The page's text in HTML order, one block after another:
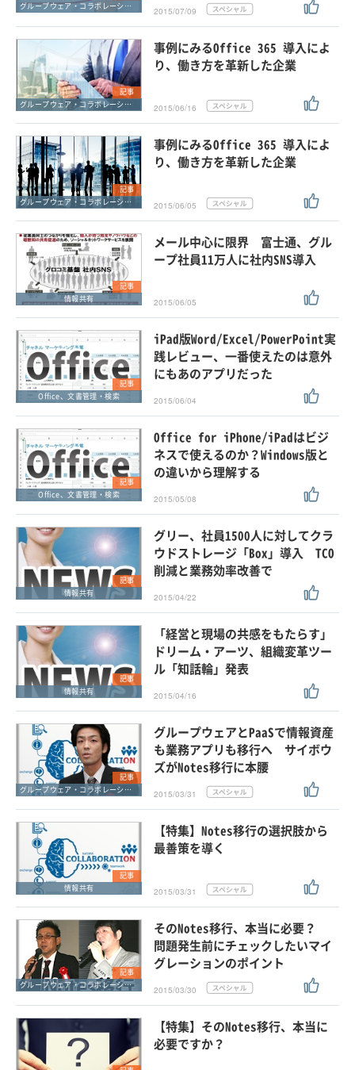
グループウェア・コラボレーション
2015/07/09
記事
グループウェア・コラボレーション
事例にみるOffice 365 導入によ
り、働き方を革新した企業
2015/06/16
記事
グループウェア・コラボレーション
事例にみるOffice 365 導入によ
り、働き方を革新した企業
2015/06/05
記事
情報共有
メール中心に限界 富士通、グル
ープ社員11万人に社内SNS導入
2015/06/05
記事
Office、文書管理・検索
iPad版Word/Excel/PowerPoint実
践レビュー、一番使えたのは意外
にもあのアプリだった
2015/06/04
記事
Office、文書管理・検索
Office for iPhone/iPadはビジ
ネスで使えるのか？Windows版と
の違いから理解する
2015/05/08
記事
情報共有
グリー、社員1500人に対してクラ
ウドストレージ「Box」導入 TCO
削減と業務効率改善で
2015/04/22
記事
情報共有
「経営と現場の共感をもたらす」
ドリーム・アーツ、組織変革ツー
ル「知話輪」発表
2015/04/16
記事
グループウェア・コラボレーション
グループウェアとPaaSで情報資産
も業務アプリも移行へ サイボウ
ズがNotes移行に本腰
2015/03/31
記事
情報共有
【特集】Notes移行の選択肢から
最善策を導く
2015/03/31
記事
グループウェア・コラボレーション
そのNotes移行、本当に必要？
問題発生前にチェックしたいマイ
グレーションのポイント
2015/03/30
【特集】そのNotes移行、本当に
必要ですか？